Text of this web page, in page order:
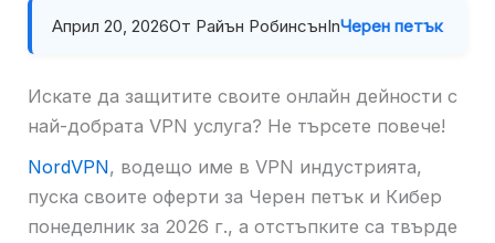
Април 20, 2026От Райън РобинсънInЧерен петък
Искате да защитите своите онлайн дейности с
най-добрата VPN услуга? Не търсете повече!
NordVPN, водещо име в VPN индустрията,
пуска своите оферти за Черен петък и Кибер
понеделник за 2026 г., а отстъпките са твърде